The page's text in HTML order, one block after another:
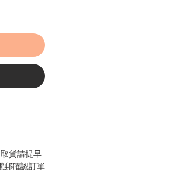
貨請提早
郵確認訂單